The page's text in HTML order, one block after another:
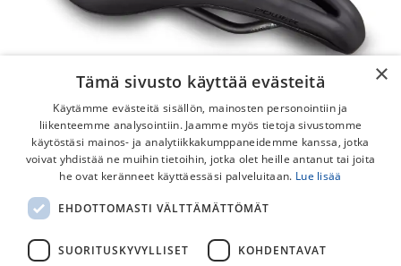
Specialized Power Expert Mirror
Satula
Specialized Pro Expert Mirror -satula on suunniteltu
×
Tämä sivusto käyttää evästeitä
Käytämme evästeitä sisällön, mainosten personointiin ja
liikenteemme analysointiin. Jaamme myös tietoja sivustomme
käytöstäsi mainos- ja analytiikkakumppaneidemme kanssa, jotka
voivat yhdistää ne muihin tietoihin, jotka olet heille antanut tai joita
he ovat keränneet käyttäessäsi palveluitaan. Lue lisää
EHDOTTOMASTI VÄLTTÄMÄTTÖMÄT
SUORITUSKYVYLLISET KOHDENTAVAT